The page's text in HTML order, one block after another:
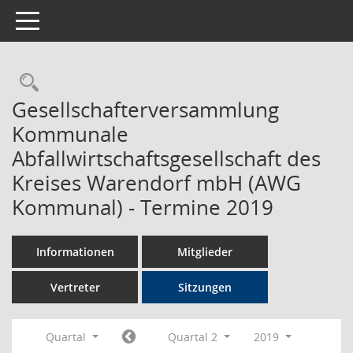
Toggle navigation
Rechercheauswahl
Gesellschafterversammlung
Kommunale
Abfallwirtschaftsgesellschaft des
Kreises Warendorf mbH (AWG
Kommunal) - Termine 2019
Informationen Mitglieder
Vertreter Sitzungen
Quartal Quartal 2 2019